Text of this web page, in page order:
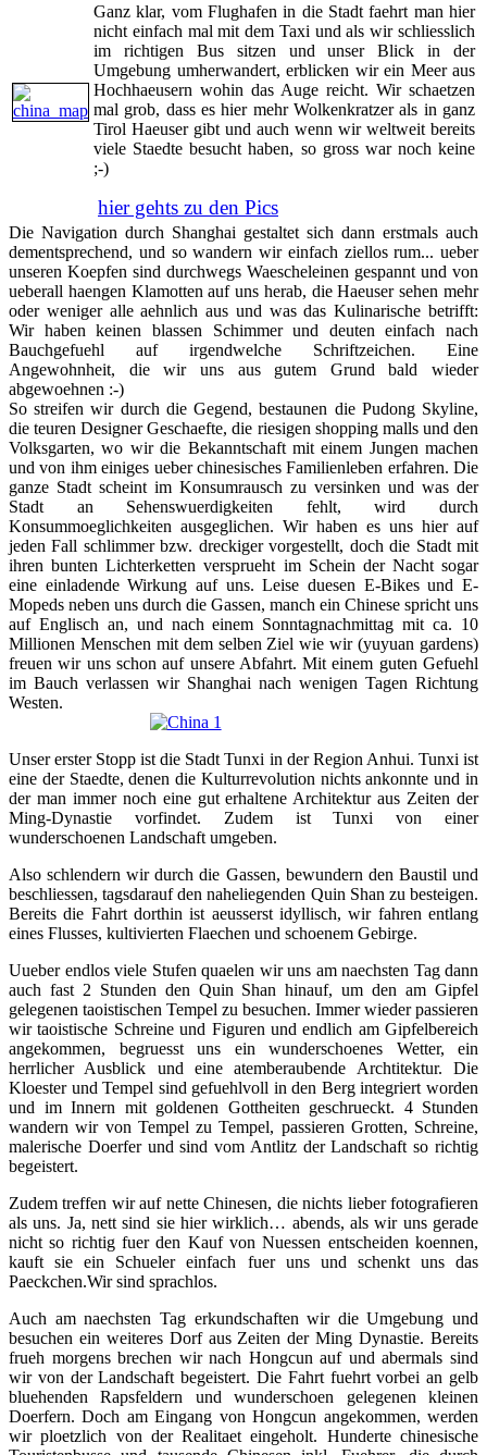
Ganz klar, vom Flughafen in die Stadt faehrt man hier
nicht einfach mal mit dem Taxi und als wir schliesslich
im richtigen Bus sitzen und unser Blick in der
Umgebung umherwandert, erblicken wir ein Meer aus
Hochhaeusern wohin das Auge reicht. Wir schaetzen
mal grob, dass es hier mehr Wolkenkratzer als in ganz
Tirol Haeuser gibt und auch wenn wir weltweit bereits
viele Staedte besucht haben, so gross war noch keine
;-)
hier gehts zu den Pics
Die Navigation durch Shanghai gestaltet sich dann erstmals auch
dementsprechend, und so wandern wir einfach ziellos rum... ueber
unseren Koepfen sind durchwegs Waescheleinen gespannt und von
ueberall haengen Klamotten auf uns herab, die Haeuser sehen mehr
oder weniger alle aehnlich aus und was das Kulinarische betrifft:
Wir haben keinen blassen Schimmer und deuten einfach nach
Bauchgefuehl auf irgendwelche Schriftzeichen. Eine
Angewohnheit, die wir uns aus gutem Grund bald wieder
abgewoehnen :-)
So streifen wir durch die Gegend, bestaunen die Pudong Skyline,
die teuren Designer Geschaefte, die riesigen shopping malls und den
Volksgarten, wo wir die Bekanntschaft mit einem Jungen machen
und von ihm einiges ueber chinesisches Familienleben erfahren. Die
ganze Stadt scheint im Konsumrausch zu versinken und was der
Stadt an Sehenswuerdigkeiten fehlt, wird durch
Konsummoeglichkeiten ausgeglichen. Wir haben es uns hier auf
jeden Fall schlimmer bzw. dreckiger vorgestellt, doch die Stadt mit
ihren bunten Lichterketten versprueht im Schein der Nacht sogar
eine einladende Wirkung auf uns. Leise duesen E-Bikes und E-
Mopeds neben uns durch die Gassen, manch ein Chinese spricht uns
auf Englisch an, und nach einem Sonntagnachmittag mit ca. 10
Millionen Menschen mit dem selben Ziel wie wir (yuyuan gardens)
freuen wir uns schon auf unsere Abfahrt. Mit einem guten Gefuehl
im Bauch verlassen wir Shanghai nach wenigen Tagen Richtung
Westen.
Unser erster Stopp ist die Stadt Tunxi in der Region Anhui. Tunxi ist
eine der Staedte, denen die Kulturrevolution nichts ankonnte und in
der man immer noch eine gut erhaltene Architektur aus Zeiten der
Ming-Dynastie vorfindet. Zudem ist Tunxi von einer
wunderschoenen Landschaft umgeben.
Also schlendern wir durch die Gassen, bewundern den Baustil und
beschliessen, tagsdarauf den naheliegenden Quin Shan zu besteigen.
Bereits die Fahrt dorthin ist aeusserst idyllisch, wir fahren entlang
eines Flusses, kultivierten Flaechen und schoenem Gebirge.
Uueber endlos viele Stufen quaelen wir uns am naechsten Tag dann
auch fast 2 Stunden den Quin Shan hinauf, um den am Gipfel
gelegenen taoistischen Tempel zu besuchen. Immer wieder passieren
wir taoistische Schreine und Figuren und endlich am Gipfelbereich
angekommen, begruesst uns ein wunderschoenes Wetter, ein
herrlicher Ausblick und eine atemberaubende Archtitektur. Die
Kloester und Tempel sind gefuehlvoll in den Berg integriert worden
und im Innern mit goldenen Gottheiten geschrueckt. 4 Stunden
wandern wir von Tempel zu Tempel, passieren Grotten, Schreine,
malerische Doerfer und sind vom Antlitz der Landschaft so richtig
begeistert.
Zudem treffen wir auf nette Chinesen, die nichts lieber fotografieren
als uns. Ja, nett sind sie hier wirklich… abends, als wir uns gerade
nicht so richtig fuer den Kauf von Nuessen entscheiden koennen,
kauft sie ein Schueler einfach fuer uns und schenkt uns das
Paeckchen.Wir sind sprachlos.
Auch am naechsten Tag erkundschaften wir die Umgebung und
besuchen ein weiteres Dorf aus Zeiten der Ming Dynastie. Bereits
frueh morgens brechen wir nach Hongcun auf und abermals sind
wir von der Landschaft begeistert. Die Fahrt fuehrt vorbei an gelb
bluehenden Rapsfeldern und wunderschoen gelegenen kleinen
Doerfern. Doch am Eingang von Hongcun angekommen, werden
wir ploetzlich von der Realitaet eingeholt. Hunderte chinesische